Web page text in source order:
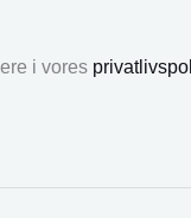
i vores